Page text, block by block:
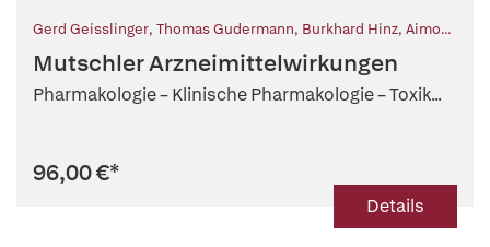
Gerd Geisslinger, Thomas Gudermann, Burkhard Hinz, Aimo
Ingrid Boekhoff (Beitr.)
Mutschler Arzneimittelwirkungen
Pharmakologie – Klinische Pharmakologie – Toxik...
96,00 €*
Details